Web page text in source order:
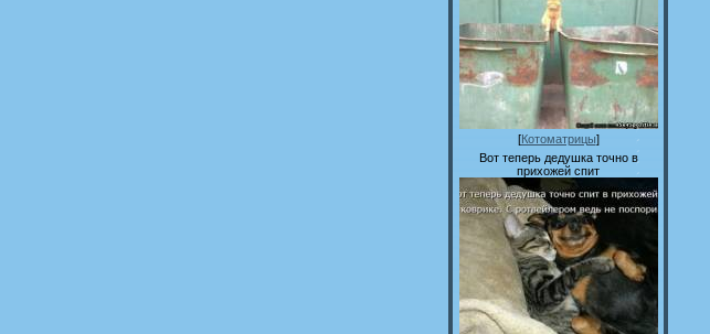
[Котоматрицы]
Вот теперь дедушка точно в
прихожей спит